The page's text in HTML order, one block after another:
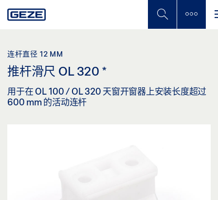
to
连杆直径 12 MM
推杆滑尺 OL 320 *
用于在 OL 100 / OL 320 天窗开窗器上安装长度超过
600 mm 的活动连杆